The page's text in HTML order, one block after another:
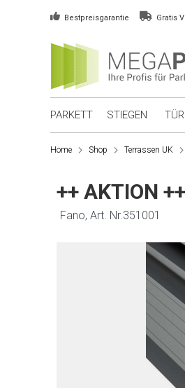
Bestpreisgarantie Gratis
PARKETT STIEGEN
Home Shop Terrassen UK
++ AKTION ++
Fano, Art. Nr.351001